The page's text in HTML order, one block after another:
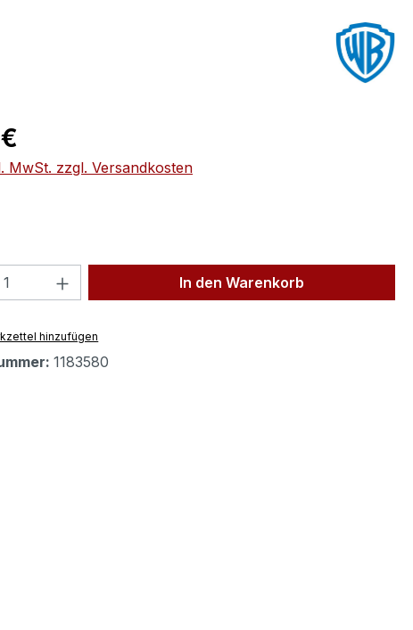
MwSt. zzgl. Versandkosten
Anzahl: Gib den gewünschten Wert
In den Warenkorb
hinzufügen
1183580